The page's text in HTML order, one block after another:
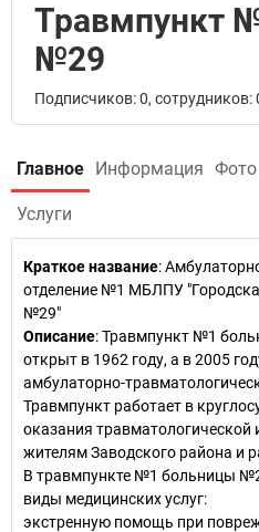
Травмпункт
№29
Подписчиков: 0, сотрудников:
Главное Информация Фото
Услуги
Краткое название:
отделение №1 МБЛПУ
№29"
Описание: Травмпункт №1
открыт в 1962 году, а в 2005
амбулаторно-
Травмпункт работает в
оказания
жителям Заводского района и
В травмпункте №1 больницы
виды медицинских услуг:
экстренную помощь при